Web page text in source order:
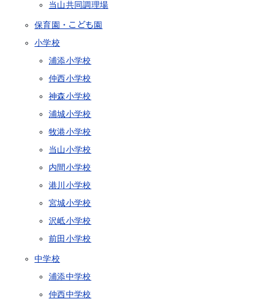
当山共同調理場
保育園・こども園
小学校
浦添小学校
仲西小学校
神森小学校
浦城小学校
牧港小学校
当山小学校
内間小学校
港川小学校
宮城小学校
沢岻小学校
前田小学校
中学校
浦添中学校
仲西中学校